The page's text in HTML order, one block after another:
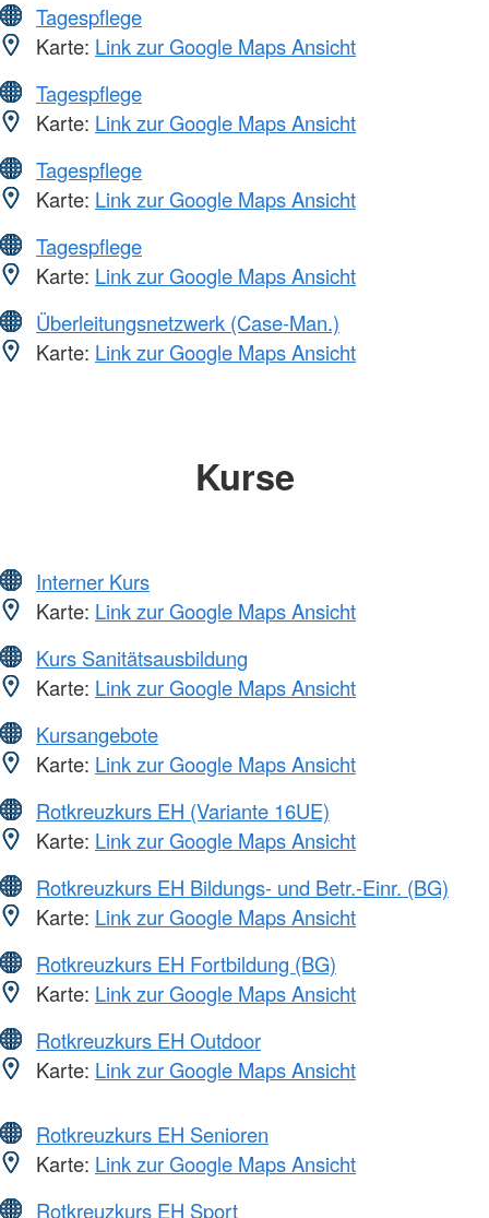
Tagespflege
Karte: Link zur Google Maps Ansicht
Tagespflege
Karte: Link zur Google Maps Ansicht
Tagespflege
Karte: Link zur Google Maps Ansicht
Tagespflege
Karte: Link zur Google Maps Ansicht
Überleitungsnetzwerk (Case-Man.)
Karte: Link zur Google Maps Ansicht
Kurse
Interner Kurs
Karte: Link zur Google Maps Ansicht
Kurs Sanitätsausbildung
Karte: Link zur Google Maps Ansicht
Kursangebote
Karte: Link zur Google Maps Ansicht
Rotkreuzkurs EH (Variante 16UE)
Karte: Link zur Google Maps Ansicht
Rotkreuzkurs EH Bildungs- und Betr.-Einr. (BG)
Karte: Link zur Google Maps Ansicht
Rotkreuzkurs EH Fortbildung (BG)
Karte: Link zur Google Maps Ansicht
Rotkreuzkurs EH Outdoor
Karte: Link zur Google Maps Ansicht
Rotkreuzkurs EH Senioren
Karte: Link zur Google Maps Ansicht
Rotkreuzkurs EH Sport